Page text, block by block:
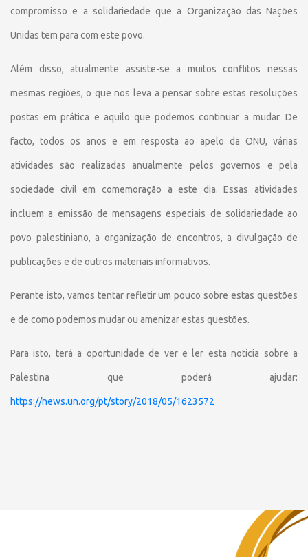
compromisso e a solidariedade que a Organização das Nações
Unidas tem para com este povo.
Além disso, atualmente assiste-se a muitos conflitos nessas
mesmas regiões, o que nos leva a pensar sobre estas resoluções
postas em prática e aquilo que podemos continuar a mudar. De
facto, todos os anos e em resposta ao apelo da ONU, várias
atividades são realizadas anualmente pelos governos e pela
sociedade civil em comemoração a este dia. Essas atividades
incluem a emissão de mensagens especiais de solidariedade ao
povo palestiniano, a organização de encontros, a divulgação de
publicações e de outros materiais informativos.
Perante isto, vamos tentar refletir um pouco sobre estas questões
e de como podemos mudar ou amenizar estas questões.
Para isto, terá a oportunidade de ver e ler esta notícia sobre a
Palestina que poderá ajudar:
https://news.un.org/pt/story/2018/05/1623572